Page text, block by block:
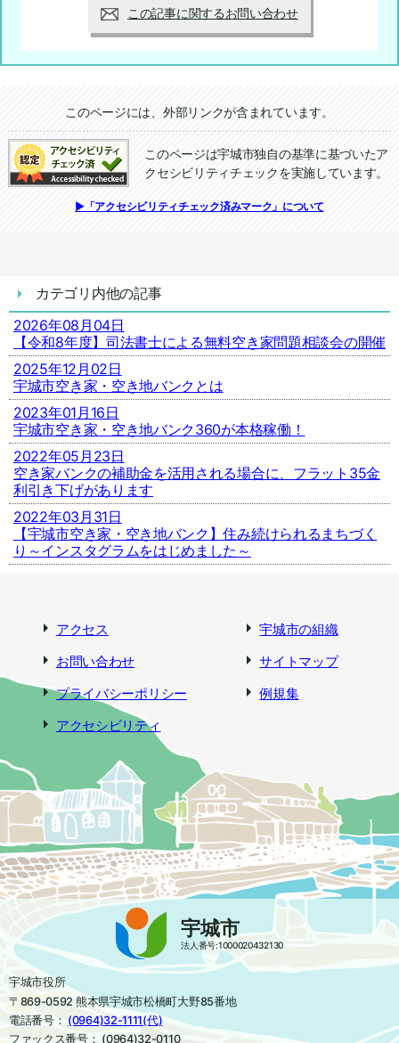
この記事に関するお問い合わせ
追加情報：外部リンク
このページには、外部リンクが含まれています。
追加情報：アクセシビリティチェック
このページは宇城市独自の基準に基づいたア
クセシビリティチェックを実施しています。
▶「アクセシビリティチェック済みマーク」について
カテゴリ内他の記事
2026年08月04日
【令和8年度】司法書士による無料空き家問題相談会の開催
2025年12月02日
宇城市空き家・空き地バンクとは
2023年01月16日
宇城市空き家・空き地バンク360が本格稼働！
2022年05月23日
空き家バンクの補助金を活用される場合に、フラット35金
利引き下げがあります
2022年03月31日
【宇城市空き家・空き地バンク】住み続けられるまちづく
り～インスタグラムをはじめました～
アクセス
宇城市の組織
お問い合わせ
サイトマップ
プライバシーポリシー
例規集
アクセシビリティ
宇城市
法人番号:1000020432130
宇城市役所
〒869-0592 熊本県宇城市松橋町大野85番地
電話番号： (0964)32-1111(代)
ファックス番号： (0964)32-0110